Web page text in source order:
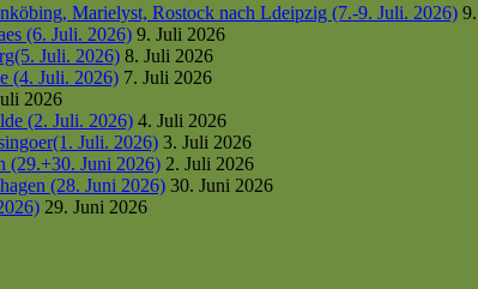
Marielyst, Rostock nach Ldeipzig (7.-9. Juli. 2026)
(6. Juli. 2026) 9. Juli 2026
Juli. 2026) 8. Juli 2026
(4. Juli. 2026) 7. Juli 2026
2026
(2. Juli. 2026) 4. Juli 2026
Juli. 2026) 3. Juli 2026
(29.+30. Juni 2026) 2. Juli 2026
(28. Juni 2026) 30. Juni 2026
29. Juni 2026